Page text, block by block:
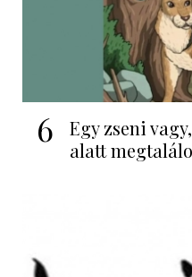
6
Egy zseni
alatt